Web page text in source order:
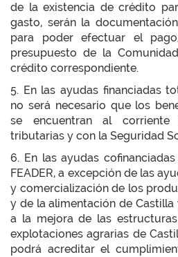
de la existencia de crédito
gasto, serán la
para poder efectuar el
presupuesto de la
crédito correspondiente.
5. En las ayudas financiadas
no será necesario que los
se encuentran al corriente
tributarias y con la Seguridad
6. En las ayudas
FEADER, a excepción de las
y comercialización de los
y de la alimentación de Castilla
a la mejora de las
explotaciones agrarias de
podrá acreditar el